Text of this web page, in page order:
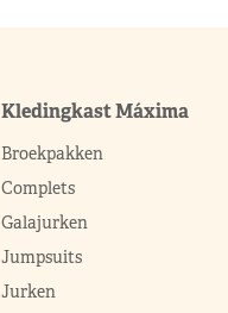
Kledingkast Máxima
Broekpakken
Complets
Galajurken
Jumpsuits
Jurken